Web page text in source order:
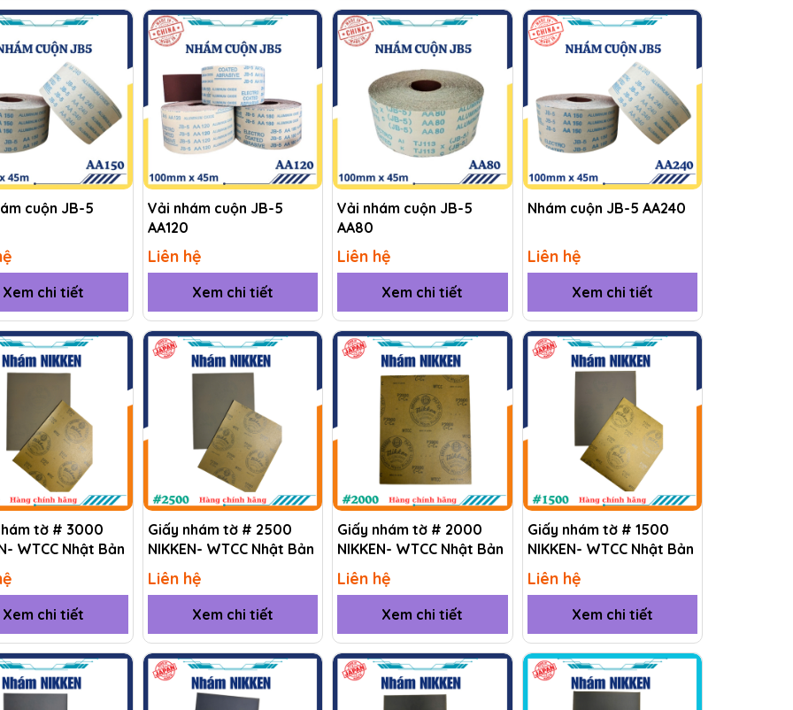
cuộn JB-5
Xem chi tiết
Vải nhám cuộn JB-5
AA120
Liên hệ
Xem chi tiết
Vải nhám cuộn JB-5
AA80
Liên hệ
Xem chi tiết
Nhám cuộn JB-5 AA240
Liên hệ
Xem chi tiết
tờ # 3000
WTCC Nhật Bản
Xem chi tiết
Giấy nhám tờ # 2500
NIKKEN- WTCC Nhật Bản
Liên hệ
Xem chi tiết
Giấy nhám tờ # 2000
NIKKEN- WTCC Nhật Bản
Liên hệ
Xem chi tiết
Giấy nhám tờ # 1500
NIKKEN- WTCC Nhật Bản
Liên hệ
Xem chi tiết